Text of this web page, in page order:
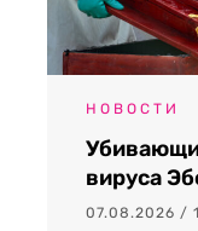
НОВОСТИ
вируса
07.08.2026 /